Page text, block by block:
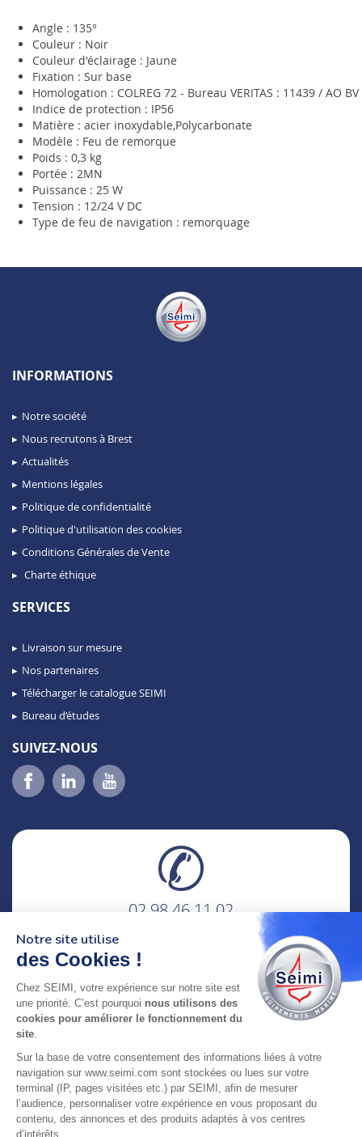
Angle : 135°
Couleur : Noir
Couleur d'éclairage : Jaune
Fixation : Sur base
Homologation : COLREG 72 - Bureau VERITAS : 11439 / AO BV
Indice de protection : IP56
Matière : acier inoxydable,Polycarbonate
Modèle : Feu de remorque
Poids : 0,3 kg
Portée : 2MN
Puissance : 25 W
Tension : 12/24 V DC
Type de feu de navigation : remorquage
INFORMATIONS
Notre société
Nous recrutons à Brest
Actualités
Mentions légales
Politique de confidentialité
Politique d'utilisation des cookies
Conditions Générales de Vente
Charte éthique
SERVICES
Livraison sur mesure
Nos partenaires
Télécharger le catalogue SEIMI
Bureau d’études
SUIVEZ-NOUS
02 98 46 11 02
adresse : 75 Rue Amiral Troude,
29200 Brest FRANCE
LABELLISÉE
Notre site utilise
des Cookies !
Chez SEIMI, votre expérience sur notre site est
une priorité. C’est pourquoi nous utilisons des
cookies pour améliorer le fonctionnement du
site.
Sur la base de votre consentement des informations liées à votre
navigation sur www.seimi.com sont stockées ou lues sur votre
terminal (IP, pages visitées etc.) par SEIMI, afin de mesurer
l’audience, personnaliser votre expérience en vous proposant du
contenu, des annonces et des produits adaptés à vos centres
d’intérêts.